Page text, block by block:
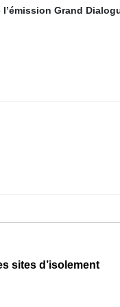
Grand
sites d’isolement